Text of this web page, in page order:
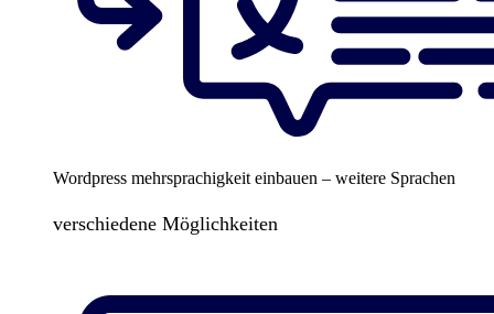
Wordpress mehrsprachigkeit einbauen – weitere Sprachen
verschiedene Möglichkeiten